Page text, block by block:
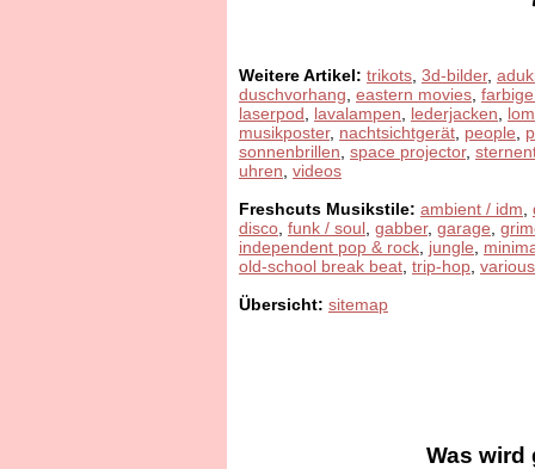
Weitere Artikel: trikots 3d-bilder,
duschvorhang eastern movies
laserpod
lavalampen lederjacken
musikposter, nachtsichtgerät people
sonnenbrillen space projector,
uhren videos
Freshcuts Musikstile: ambient / idm
disco funk / soul gabber, garage
independent pop & rock jungle
old-school break beat trip-hop
Übersicht: sitemap
Was wird